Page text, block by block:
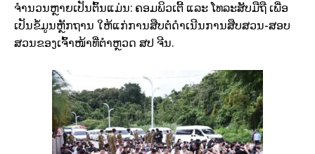
ຈຳນວນຫຼາຍເປັນຕົ້ນແມ່ນ: ຄອມພິວເຕີ້ ແລະ ໂທລະສັບມືຖື ເພື່ອ
ເປັນຂໍ້ມູນຫຼັກຖານ ໃຫ້ແກ່ການສືບຕໍ່ດຳເນີນການສືບສວນ-ສອບ
ສວນຂອງເຈົ້າໜ້າທີ່ຕຳຫຼວດ ສປ ຈີນ.